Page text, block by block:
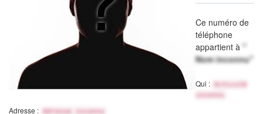
Ce numéro de
téléphone
appartient à "
Nom inconnu"
Qui :
Activité
inconnu
Adresse : Adresse inconnu